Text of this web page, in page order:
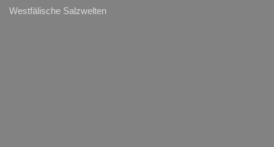
Westfälische Salzwelten